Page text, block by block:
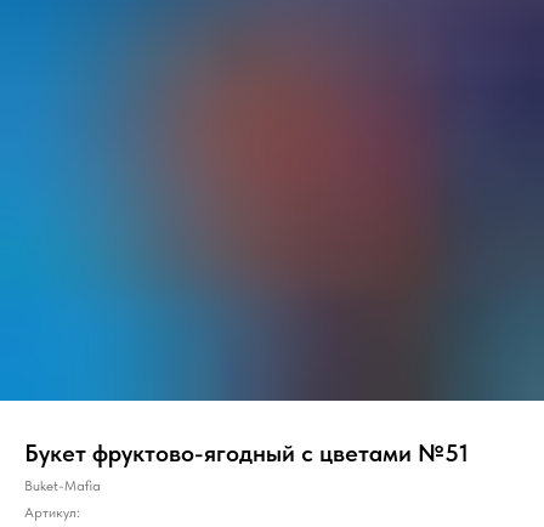
Букет фруктово-ягодный с цветами №51
Buket-Mafia
Артикул: